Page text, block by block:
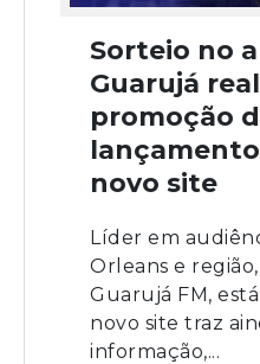
Sorteio no
Guarujá
promoção
novo site
Líder em
Orleans e
Guarujá FM,
novo site traz
informação,...